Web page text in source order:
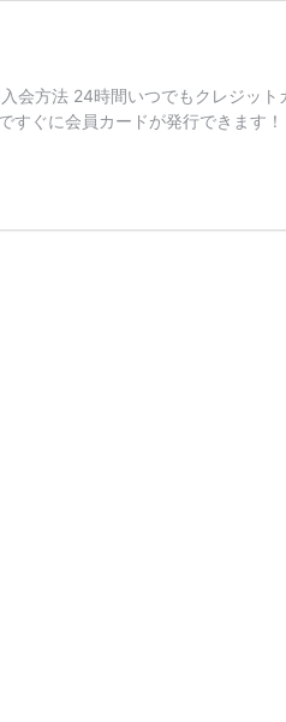
会方法 24時間いつでもクレジッ
すぐに会員カードが発行できます